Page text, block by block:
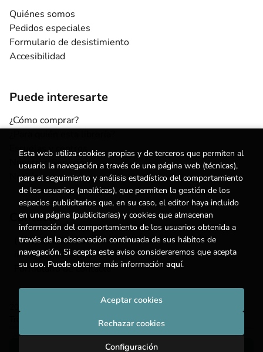
Quiénes somos
Pedidos especiales
Formulario de desistimiento
Accesibilidad
Puede interesarte
¿Cómo comprar?
Escuelas y centros
Nuestros Servicios
Noticias
Contacto
(+34) 615 55 96 54
info@degestalt.com
Formulario de contacto
2026 ©
. Todos los Derechos Reservados |
Esta web utiliza cookies propias y de terceros que permiten al
usuario la navegación a través de una página web (técnicas),
para el seguimiento y análisis estadístico del comportamiento
de los usuarios (analíticas), que permiten la gestión de los
espacios publicitarios que, en su caso, el editor haya incluido
en una página (publicitarias) y cookies que almacenan
información del comportamiento de los usuarios obtenida a
través de la observación continuada de sus hábitos de
navegación. Si acepta este aviso consideraremos que acepta
su uso. Puede obtener más información aquí.
Configuración
Rechazar cookies
Aceptar cookies